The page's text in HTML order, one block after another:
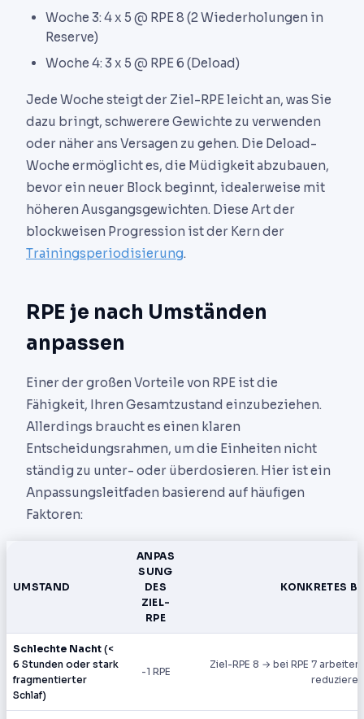
Woche 3: 4 x 5 @ RPE 8 (2 Wiederholungen in
Reserve)
Woche 4: 3 x 5 @ RPE 6 (Deload)
Jede Woche steigt der Ziel-RPE leicht an, was Sie
dazu bringt, schwerere Gewichte zu verwenden
oder näher ans Versagen zu gehen. Die Deload-
Woche ermöglicht es, die Müdigkeit abzubauen,
bevor ein neuer Block beginnt, idealerweise mit
höheren Ausgangsgewichten. Diese Art der
blockweisen Progression ist der Kern der
Trainingsperiodisierung.
RPE je nach Umständen
anpassen
Einer der großen Vorteile von RPE ist die
Fähigkeit, Ihren Gesamtzustand einzubeziehen.
Allerdings braucht es einen klaren
Entscheidungsrahmen, um die Einheiten nicht
ständig zu unter- oder überdosieren. Hier ist ein
Anpassungsleitfaden basierend auf häufigen
Faktoren:
UMSTAND
ANPAS
SUNG
DES
ZIEL-
RPE
KONKRETES
Schlechte Nacht (<
6 Stunden oder stark
fragmentierter
Schlaf)
-1 RPE
Ziel-RPE 8 → bei RPE 7